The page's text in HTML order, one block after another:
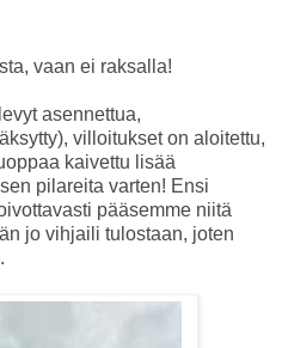
vaan ei raksalla!
asennettua,
villoitukset on aloitettu,
kaivettu lisää
pilareita varten! Ensi
pääsemme niitä
jo vihjaili tulostaan, joten